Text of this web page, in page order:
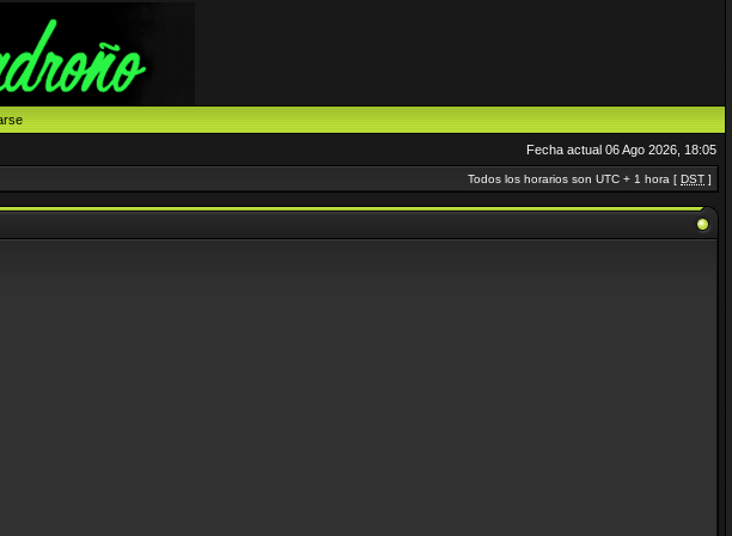
Fecha actual 06 Ago 2026, 18:05
Todos los horarios son UTC + 1 hora [ DST ]